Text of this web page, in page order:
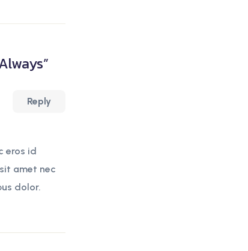
”
eros id
amet nec
dolor.
Reply